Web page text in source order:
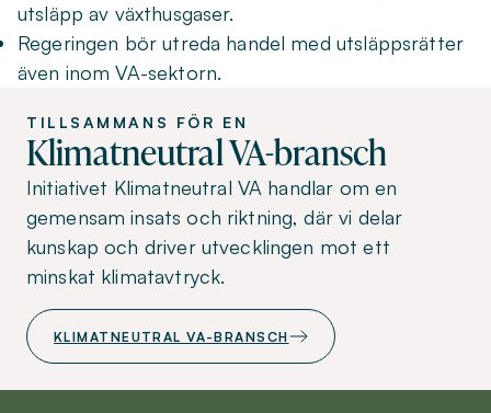
utsläpp av växthusgaser.
Regeringen bör utreda handel med utsläppsrätter
även inom VA-sektorn.
TILLSAMMANS FÖR EN
Klimatneutral VA-bransch
Initiativet Klimatneutral VA handlar om en
gemensam insats och riktning, där vi delar
kunskap och driver utvecklingen mot ett
minskat klimatavtryck.
KLIMATNEUTRAL VA-BRANSCH